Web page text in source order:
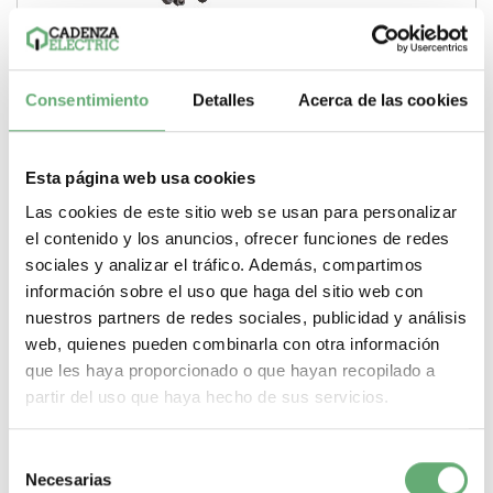
Consentimiento Detalles Acerca de las cookies
Esta página web usa cookies
Las cookies de este sitio web se usan para personalizar
el contenido y los anuncios, ofrecer funciones de redes
sociales y analizar el tráfico. Además, compartimos
información sobre el uso que haga del sitio web con
nuestros partners de redes sociales, publicidad y análisis
web, quienes pueden combinarla con otra información
que les haya proporcionado o que hayan recopilado a
partir del uso que haya hecho de sus servicios.
Necesarias
conectorde alimentación LA9K para contactor TeSys K
ref. LA9K0969 Schneider Electric [PLAZO 3-6 SEMANAS]
5,69€3,36€
LA9K0969 | 12 A TeSys Conexiones de potencia de
GamaTeSys Tipo de producto o componente
potencia
Comprar